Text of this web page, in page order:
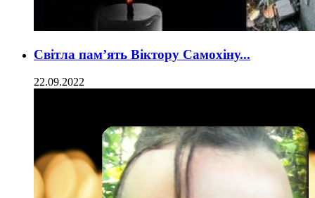
Світла пам’ять Віктору Самохіну...
22.09.2022